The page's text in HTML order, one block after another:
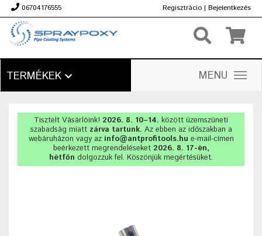
06704176555 Regisztrácio | Bejelentkezés
TERMÉKEK MENU
Tisztelt Vásárlóink! 2026. 8. 10–14. között üzemszüneti
szabadság miatt zárva tartunk. Az ebben az időszakban a
webáruházon vagy az info@antprofitools.hu e-mail-címen
beérkezett megrendeléseket 2026. 8. 17-én,
hétfőn dolgozzuk fel. Köszönjük megértésüket.